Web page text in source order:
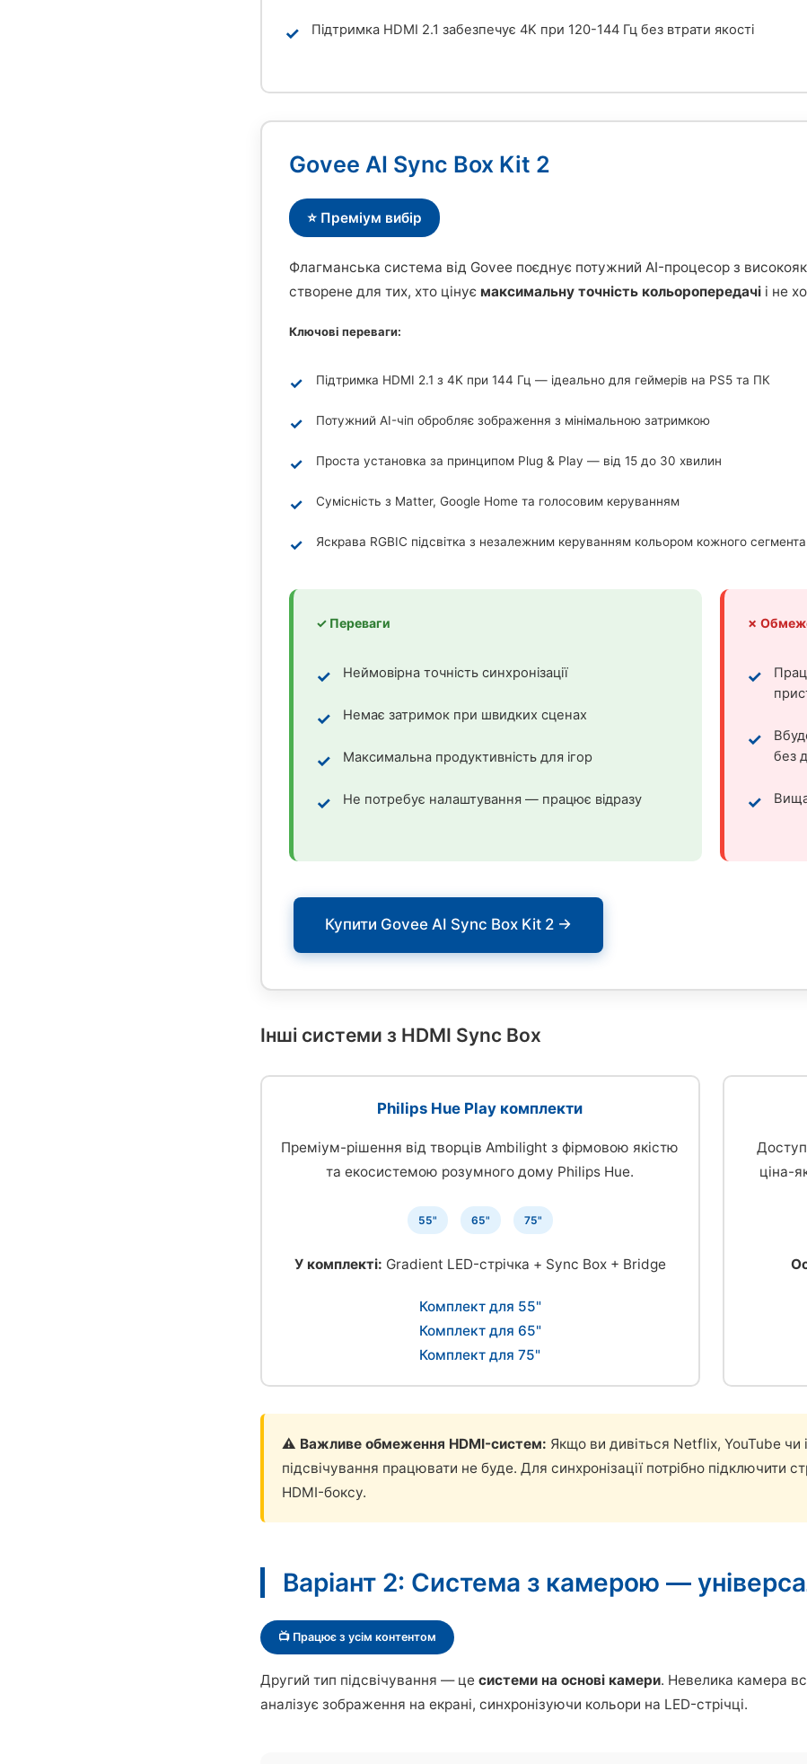
Підтримка HDMI 2.1 забезпечує 4K при 120-144 Гц без втрати якості
Govee AI Sync Box Kit 2
⭐ Преміум вибір
Флагманська система від Govee поєднує потужний AI-процесор з
створене для тих, хто цінує максимальну точність кольоропередачі і не
Ключові переваги:
Підтримка HDMI 2.1 з 4K при 144 Гц — ідеально для геймерів на PS5 та ПК
Потужний AI-чіп обробляє зображення з мінімальною затримкою
Проста установка за принципом Plug & Play — від 15 до 30 хвилин
Сумісність з Matter, Google Home та голосовим керуванням
Яскрава RGBIC підсвітка з незалежним керуванням кольором кожного сегмента
✓ Переваги
Неймовірна точність синхронізації
Немає затримок при швидких сценах
Максимальна продуктивність для ігор
Не потребує налаштування — працює відразу
✗
без
Купити Govee AI Sync Box Kit 2 →
Інші системи з HDMI Sync Box
Philips Hue Play комплекти
Преміум-рішення від творців Ambilight з фірмовою якістю
та екосистемою розумного дому Philips Hue.
55" 65" 75"
У комплекті: Gradient LED-стрічка + Sync Box + Bridge
Комплект для 55"
Комплект для 65"
Комплект для 75"
ціна-
⚠️ Важливе обмеження HDMI-систем: Якщо ви дивіться Netflix, YouTube чи
підсвічування працювати не буде. Для синхронізації потрібно підключити
HDMI-боксу.
Варіант 2: Система з камерою —
📺 Працює з усім контентом
Другий тип підсвічування — це системи на основі камери. Невелика камера
аналізує зображення на екрані, синхронізуючи кольори на LED-стрічці.